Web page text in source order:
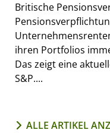
Britische
ihren Portfolios
Das zeigt eine
S&P....
ALLE ARTIKEL